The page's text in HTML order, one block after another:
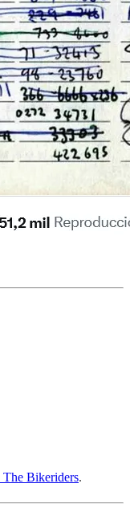
The Bikeriders.